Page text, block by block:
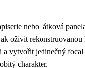
nebo látková
oživit
a vytvořit jedinečný
charakter.